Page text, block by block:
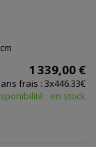
1 339,00 €
frais : 3x446.33€
: en stock